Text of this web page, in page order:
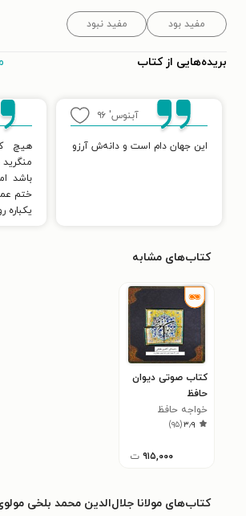
مفید بود مفید نبود
بریده‌هایی از کتاب
آبنوس' ۹۶
این جهان دام است و دانه‌ش آرزو
هیچ
باشد
ختم
یکباره
کتاب‌های مشابه
کتاب صوتی دیوان
حافظ
خواجه حافظ
شیرازی
۳٫۹(۹۵)
۹۱۵,۰۰۰ ت
کتاب‌های مولانا جلال‌الدین محمد بلخی